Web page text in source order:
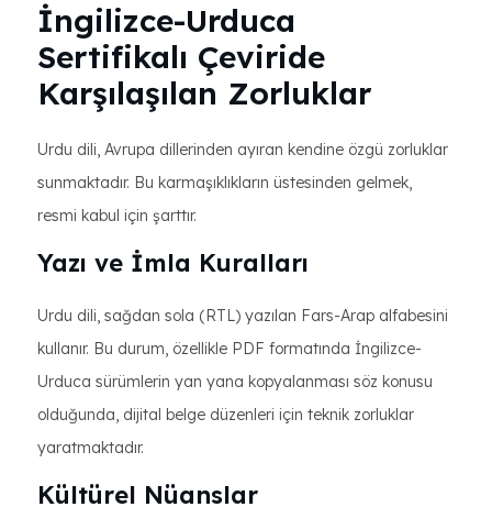
İngilizce-Urduca
Sertifikalı Çeviride
Karşılaşılan Zorluklar
Urdu dili, Avrupa dillerinden ayıran kendine özgü zorluklar
sunmaktadır. Bu karmaşıklıkların üstesinden gelmek,
resmi kabul için şarttır.
Yazı ve İmla Kuralları
Urdu dili, sağdan sola (RTL) yazılan Fars-Arap alfabesini
kullanır. Bu durum, özellikle PDF formatında İngilizce-
Urduca sürümlerin yan yana kopyalanması söz konusu
olduğunda, dijital belge düzenleri için teknik zorluklar
yaratmaktadır.
Kültürel Nüanslar